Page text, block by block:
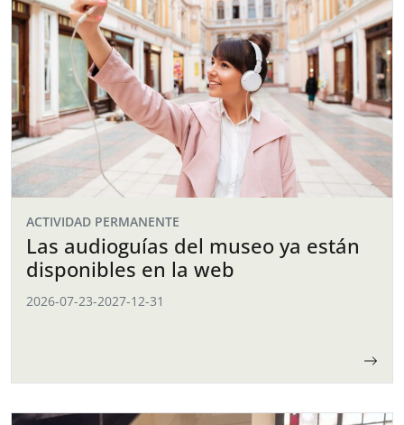
ACTIVIDAD PERMANENTE
Las audioguías del museo ya están
disponibles en la web
2026-07-23-2027-12-31